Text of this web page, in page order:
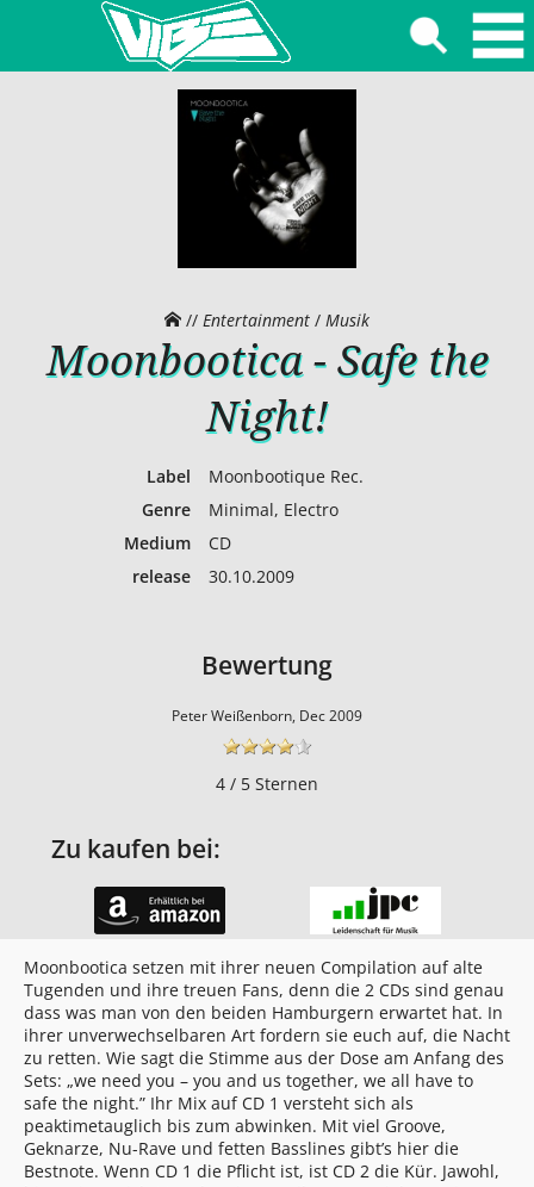
// Entertainment / Musik
Moonbootica - Safe the
Night!
Label
Moonbootique Rec.
Genre
Minimal, Electro
Medium
CD
release
30.10.2009
Bewertung
Peter Weißenborn, Dec 2009
4 / 5 Sternen
Zu kaufen bei:
Moonbootica setzen mit ihrer neuen Compilation auf alte
Tugenden und ihre treuen Fans, denn die 2 CDs sind genau
dass was man von den beiden Hamburgern erwartet hat. In
ihrer unverwechselbaren Art fordern sie euch auf, die Nacht
zu retten. Wie sagt die Stimme aus der Dose am Anfang des
Sets: „we need you – you and us together, we all have to
safe the night.” Ihr Mix auf CD 1 versteht sich als
peaktimetauglich bis zum abwinken. Mit viel Groove,
Geknarze, Nu-Rave und fetten Basslines gibt’s hier die
Bestnote. Wenn CD 1 die Pflicht ist, ist CD 2 die Kür. Jawohl,